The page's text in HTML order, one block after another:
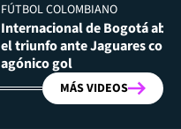
FÚTBOL COLOMBIANO
Internacional de Bogotá
el triunfo ante Jaguares con
agónico gol
MÁS VIDEOS